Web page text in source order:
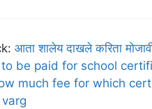
आता शालेय दाखले करिता
to be paid for school
much fee for which